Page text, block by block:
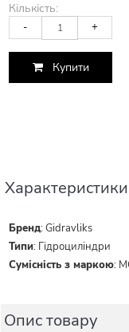
Кількість:
- +
Купити
Бренд:Gidravliks
Типи: Гідроциліндри
Сумісність з маркою:
Опис товару